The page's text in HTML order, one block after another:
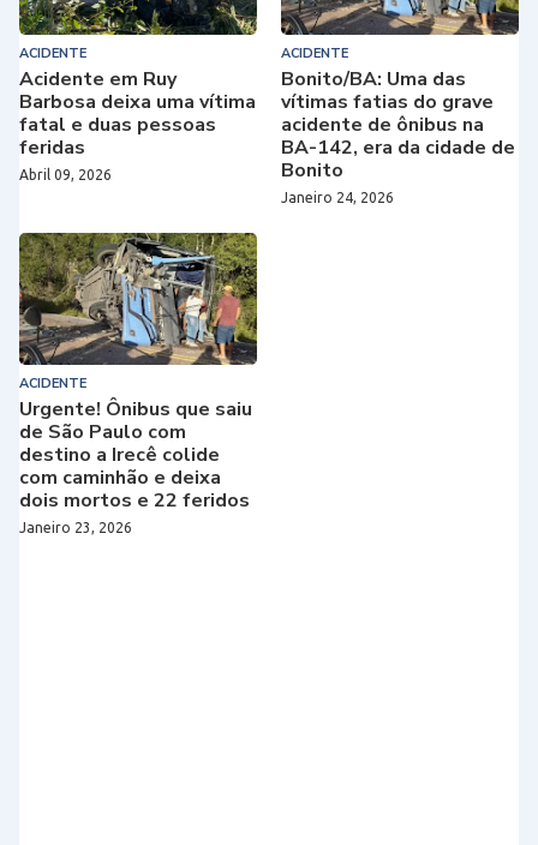
ACIDENTE
Acidente em Ruy
Barbosa deixa uma vítima
fatal e duas pessoas
feridas
Abril 09, 2026
ACIDENTE
Bonito/BA: Uma das
vítimas fatias do grave
acidente de ônibus na
BA-142, era da cidade de
Bonito
Janeiro 24, 2026
ACIDENTE
Urgente! Ônibus que saiu
de São Paulo com
destino a Irecê colide
com caminhão e deixa
dois mortos e 22 feridos
Janeiro 23, 2026